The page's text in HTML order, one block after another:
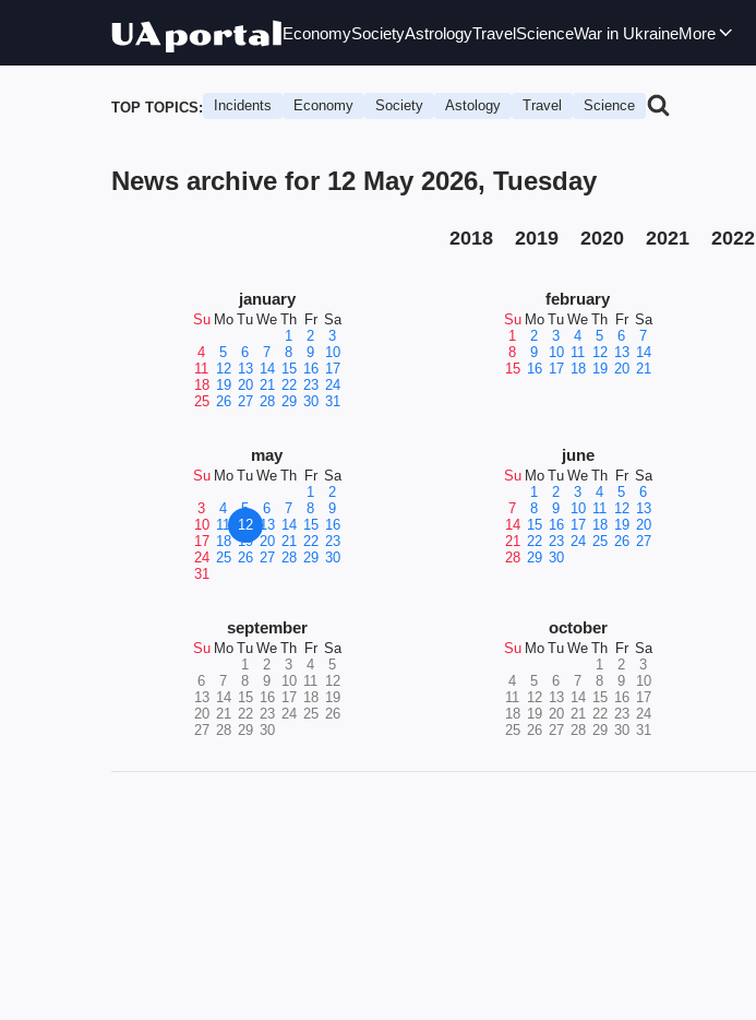
EconomySocietyAstrologyTravelScienceWar in UkraineMore
TOP TOPICS: Incidents Economy Society Astology Travel Science
News archive for 12 May 2026, Tuesday
2018 2019 2020 2021 2022
january
Su Mo Tu We Th Fr Sa
1
2
3
4
5 6 7 8 9
10
11 12 13 14 15 16 17
18 19 20 21 22 23 24
25 26 27 28 29 30 31
february
Su Mo Tu We Th Fr Sa
1
2 3 4 5 6
7
8
9 10 11 12 13 14
15 16 17 18 19 20 21
may
Su Mo Tu We Th Fr Sa
1
2
3
4 5 6 7 8
9
10 11 12 13 14 15 16
17 18 19 20 21 22 23
24 25 26 27 28 29 30
31
june
Su Mo Tu We Th Fr Sa
1
2 3 4 5
6
7
8 9 10 11 12 13
14 15 16 17 18 19 20
21 22 23 24 25 26 27
28 29 30
september
Su Mo Tu We Th Fr Sa
1
2 3 4
5
6
7 8 9 10 11 12
13 14 15 16 17 18 19
20 21 22 23 24 25 26
27 28 29 30
october
Su Mo Tu We Th Fr Sa
1
2
3
4
5 6 7 8 9
10
11 12 13 14 15 16 17
18 19 20 21 22 23 24
25 26 27 28 29 30 31